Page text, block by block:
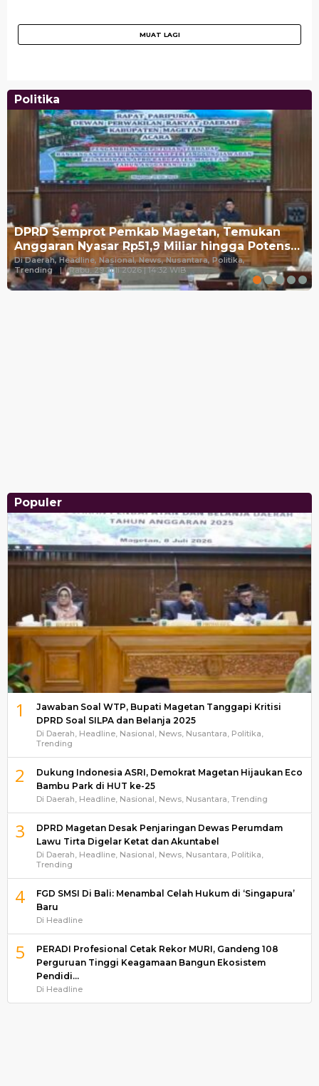
Politika
DPRD Semprot Pemkab Magetan, Temukan
Anggaran Nyasar Rp51,9 Miliar hingga Potens…
Di Daerah, Headline, Nasional, News, Nusantara, Politika,
Trending
| Rabu, 29 Juli 2026 | 14:32 WIB
Populer
1
Jawaban Soal WTP, Bupati Magetan Tanggapi Kritisi
DPRD Soal SILPA dan Belanja 2025
Di Daerah, Headline, Nasional, News, Nusantara, Politika,
Trending
2
Dukung Indonesia ASRI, Demokrat Magetan Hijaukan Eco
Bambu Park di HUT ke-25
Di Daerah, Headline, Nasional, News, Nusantara, Trending
3
DPRD Magetan Desak Penjaringan Dewas Perumdam
Lawu Tirta Digelar Ketat dan Akuntabel
Di Daerah, Headline, Nasional, News, Nusantara, Politika,
Trending
4
FGD SMSI Di Bali: Menambal Celah Hukum di ‘Singapura’
Baru
Di Headline
5
PERADI Profesional Cetak Rekor MURI, Gandeng 108
Perguruan Tinggi Keagamaan Bangun Ekosistem
Pendidi…
Di Headline